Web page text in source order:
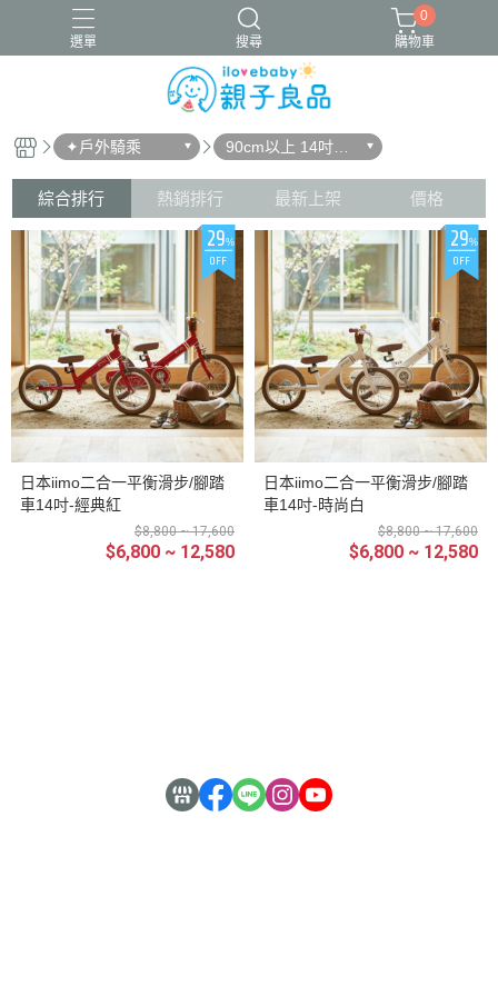
選單 搜尋
16吋腳踏車 ergobaby配件 寬口奶瓶
成長包巾卡片禮盒
0
購物車
✦戶外騎乘
90cm以上 14吋腳
踏車
綜合排行 熱銷排行 最新上架 價格
29
%
OFF
日本iimo二合一平衡滑步/腳踏
車14吋-經典紅
$8,800 ~ 17,600
$6,800 ~ 12,580
29
%
OFF
日本iimo二合一平衡滑步/腳踏
車14吋-時尚白
$8,800 ~ 17,600
$6,800 ~ 12,580